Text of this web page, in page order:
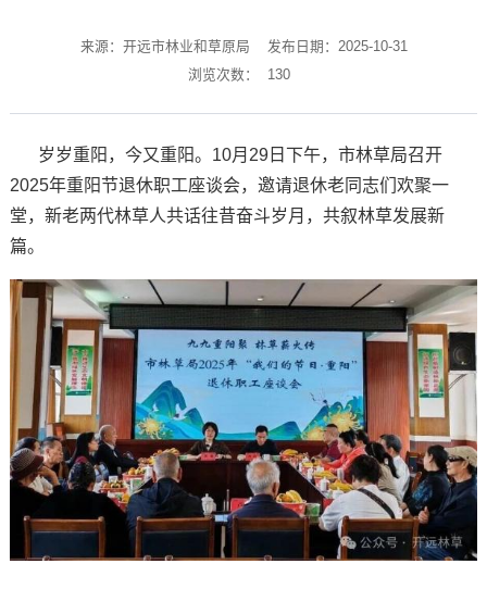
来源：开远市林业和草原局
发布日期：2025-10-31
浏览次数：
130
岁岁重阳，今又重阳。10月29日下午，市林草局召开
2025年重阳节退休职工座谈会，邀请退休老同志们欢聚一
堂，新老两代林草人共话往昔奋斗岁月，共叙林草发展新
篇。